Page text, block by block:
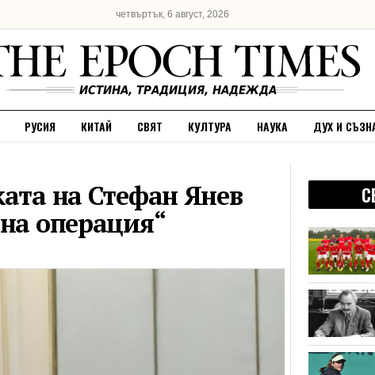
четвъртък, 6 август, 2026
РУСИЯ КИТАЙ СВЯТ КУЛТУРА НАУКА ДУХ И
на Стефан Янев
операция“